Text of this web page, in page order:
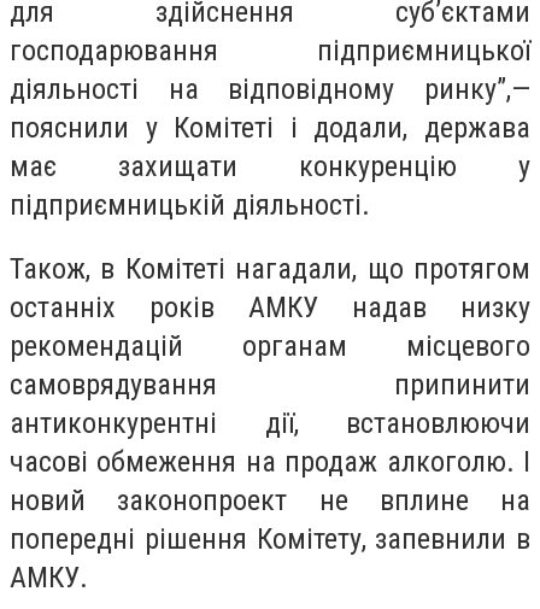
для здійснення суб’єктами
господарювання підприємницької
діяльності на відповідному ринку”,—
пояснили у Комітеті і додали, держава
має захищати конкуренцію у
підприємницькій діяльності.
Також, в Комітеті нагадали, що протягом
останніх років АМКУ надав низку
рекомендацій органам місцевого
самоврядування припинити
антиконкурентні дії, встановлюючи
часові обмеження на продаж алкоголю. І
новий законопроект не вплине на
попередні рішення Комітету, запевнили в
АМКУ.